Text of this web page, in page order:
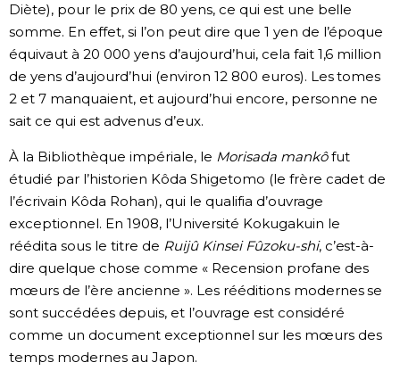
Diète), pour le prix de 80 yens, ce qui est une belle
somme. En effet, si l’on peut dire que 1 yen de l’époque
équivaut à 20 000 yens d’aujourd’hui, cela fait 1,6 million
de yens d’aujourd’hui (environ 12 800 euros). Les tomes
2 et 7 manquaient, et aujourd’hui encore, personne ne
sait ce qui est advenus d’eux.
À la Bibliothèque impériale, le Morisada mankôfut
étudié par l’historien Kôda Shigetomo (le frère cadet de
l’écrivain Kôda Rohan), qui le qualifia d’ouvrage
exceptionnel. En 1908, l’Université Kokugakuin le
réédita sous le titre de Ruijû Kinsei Fûzoku-shi, c’est-à-
dire quelque chose comme « Recension profane des
mœurs de l’ère ancienne ». Les rééditions modernes se
sont succédées depuis, et l’ouvrage est considéré
comme un document exceptionnel sur les mœurs des
temps modernes au Japon.